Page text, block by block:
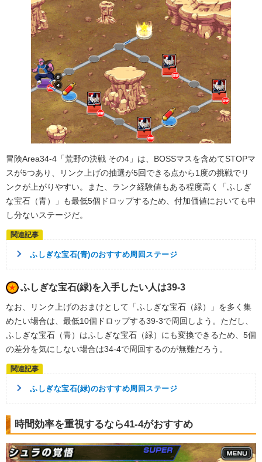
冒険Area34-4「荒野の決戦 その4」は、BOSSマスを含めてSTOPマ
スが5つあり、リンク上げの抽選が5回できる点から1度の挑戦でリ
ンクが上がりやすい。また、ランク経験値もある程度高く「ふしぎ
な宝石（青）」も最低5個ドロップするため、付加価値においても申
し分ないステージだ。
ふしぎな宝石(青)のおすすめ周回ステージ
ふしぎな宝石(緑)を入手したい人は39-3
なお、リンク上げのおまけとして「ふしぎな宝石（緑）」を多く集
めたい場合は、最低10個ドロップする39-3で周回しよう。ただし、
ふしぎな宝石（青）はふしぎな宝石（緑）にも変換できるため、5個
の差分を気にしない場合は34-4で周回するのが無難だろう。
ふしぎな宝石(緑)のおすすめ周回ステージ
時間効率を重視するなら41-4がおすすめ